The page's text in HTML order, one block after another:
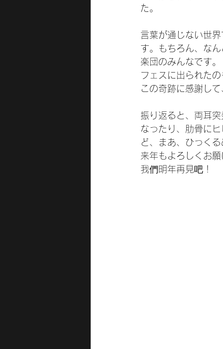
た。
言葉が通じない世
す。もちろん、な
楽団のみんなです。
フェスに出られた
この奇跡に感謝し
振り返ると、両耳
なったり、肋骨に
ど、まあ、ひっく
来年もよろしくお
我們明年再見吧！